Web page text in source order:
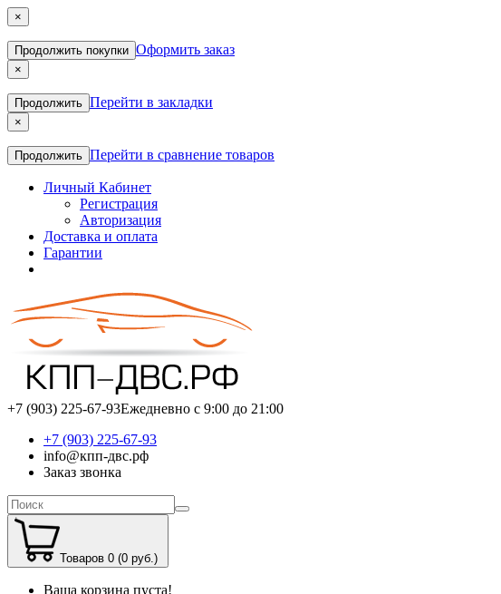
×
Продолжить покупки Оформить заказ
×
Продолжить Перейти в закладки
×
Продолжить Перейти в сравнение товаров
Личный Кабинет
Регистрация
Авторизация
Доставка и оплата
Гарантии
+7 (903) 225-67-93Ежедневно с 9:00 до 21:00
+7 (903) 225-67-93
info@кпп-двс.рф
Заказ звонка
Товаров 0 (0 руб.)
Ваша корзина пуста!